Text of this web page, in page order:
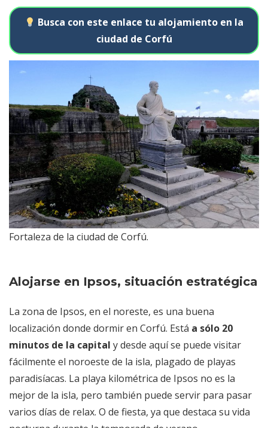
Busca con este enlace tu alojamiento en la
ciudad de Corfú
Fortaleza de la ciudad de Corfú.
Alojarse en Ipsos, situación estratégica
La zona de Ipsos, en el noreste, es una buena
localización donde dormir en Corfú. Está a sólo 20
minutos de la capital y desde aquí se puede visitar
fácilmente el noroeste de la isla, plagado de playas
paradisíacas. La playa kilométrica de Ipsos no es la
mejor de la isla, pero también puede servir para pasar
varios días de relax. O de fiesta, ya que destaca su vida